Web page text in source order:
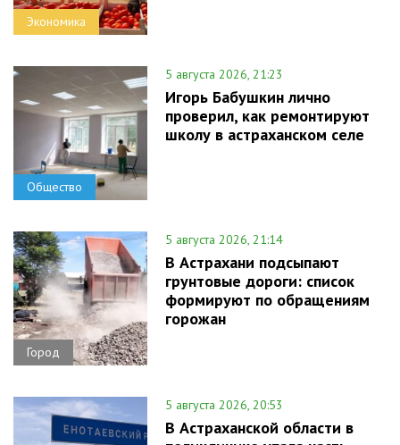
Экономика
Общество
5 августа 2026, 21:23
Игорь Бабушкин лично
проверил, как ремонтируют
школу в астраханском селе
Город
5 августа 2026, 21:14
В Астрахани подсыпают
грунтовые дороги: список
формируют по обращениям
горожан
5 августа 2026, 20:53
В Астраханской области в